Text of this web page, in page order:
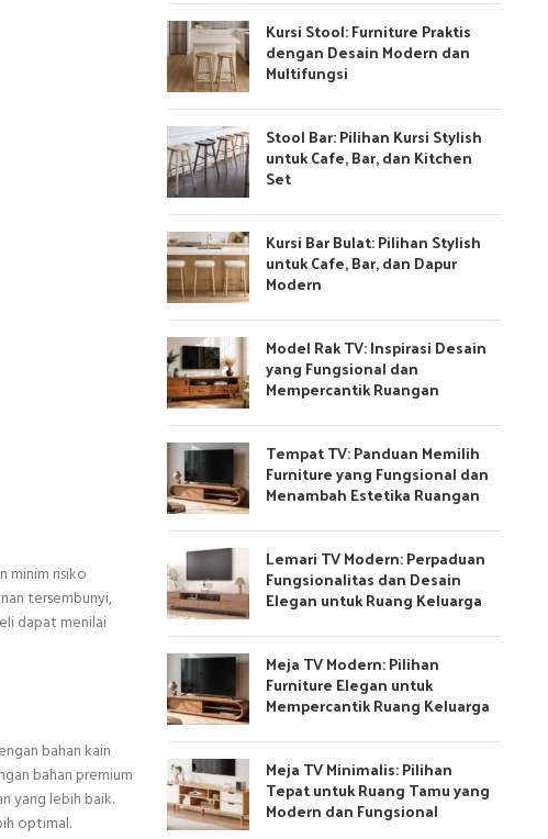
minim risiko
tersembunyi,
dapat menilai
bahan kain
bahan premium
yang lebih baik.
optimal.
Kursi Stool: Furniture Praktis
dengan Desain Modern dan
Multifungsi
Stool Bar: Pilihan Kursi Stylish
untuk Cafe, Bar, dan Kitchen
Set
Kursi Bar Bulat: Pilihan Stylish
untuk Cafe, Bar, dan Dapur
Modern
Model Rak TV: Inspirasi Desain
yang Fungsional dan
Mempercantik Ruangan
Tempat TV: Panduan Memilih
Furniture yang Fungsional dan
Menambah Estetika Ruangan
Lemari TV Modern: Perpaduan
Fungsionalitas dan Desain
Elegan untuk Ruang Keluarga
Meja TV Modern: Pilihan
Furniture Elegan untuk
Mempercantik Ruang Keluarga
Meja TV Minimalis: Pilihan
Tepat untuk Ruang Tamu yang
Modern dan Fungsional